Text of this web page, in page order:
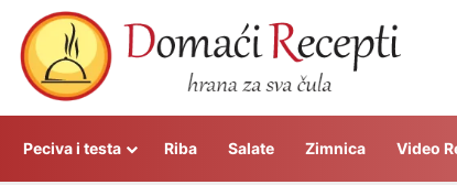
Peciva i testa Riba Salate Zimnica Video